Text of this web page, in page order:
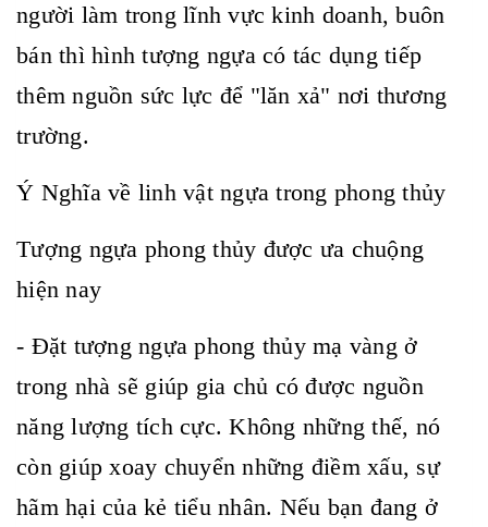
người làm trong lĩnh vực kinh doanh, buôn
bán thì hình tượng ngựa có tác dụng tiếp
thêm nguồn sức lực để "lăn xả" nơi thương
trường.
Ý Nghĩa về linh vật ngựa trong phong thủy
Tượng ngựa phong thủy được ưa chuộng
hiện nay
- Đặt tượng ngựa phong thủy mạ vàng ở
trong nhà sẽ giúp gia chủ có được nguồn
năng lượng tích cực. Không những thế, nó
còn giúp xoay chuyển những điềm xấu, sự
hãm hại của kẻ tiểu nhân. Nếu bạn đang ở